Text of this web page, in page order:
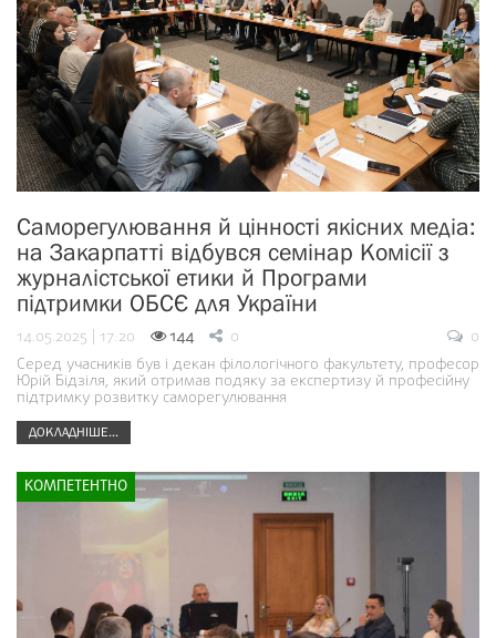
Саморегулювання й цінності якісних медіа:
на Закарпатті відбувся семінар Комісії з
журналістської етики й Програми
підтримки ОБСЄ для України
14.05.2025 | 17:20 144 0
0
Серед учасників був і декан філологічного факультету, професор
Юрій Бідзіля, який отримав подяку за експертизу й професійну
підтримку розвитку саморегулювання
ДОКЛАДНІШЕ...
КОМПЕТЕНТНО